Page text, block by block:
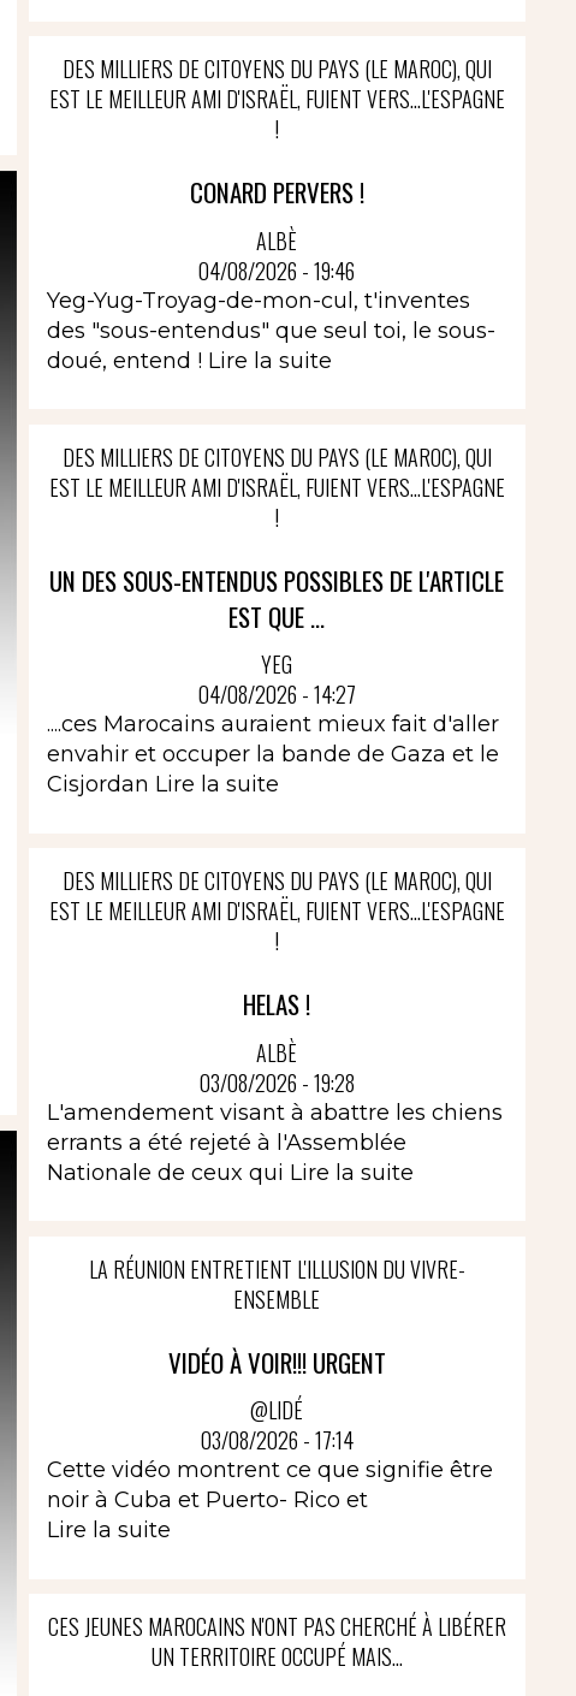
DES MILLIERS DE CITOYENS DU PAYS (LE MAROC), QUI
EST LE MEILLEUR AMI D'ISRAËL, FUIENT VERS...L'ESPAGNE
!
CONARD PERVERS !
ALBÈ
04/08/2026 - 19:46
Yeg-Yug-Troyag-de-mon-cul, t'inventes
des "sous-entendus" que seul toi, le sous-
doué, entend ! Lire la suite
DES MILLIERS DE CITOYENS DU PAYS (LE MAROC), QUI
EST LE MEILLEUR AMI D'ISRAËL, FUIENT VERS...L'ESPAGNE
!
UN DES SOUS-ENTENDUS POSSIBLES DE L'ARTICLE
EST QUE ...
YEG
04/08/2026 - 14:27
....ces Marocains auraient mieux fait d'aller
envahir et occuper la bande de Gaza et le
Cisjordan Lire la suite
DES MILLIERS DE CITOYENS DU PAYS (LE MAROC), QUI
EST LE MEILLEUR AMI D'ISRAËL, FUIENT VERS...L'ESPAGNE
!
HELAS !
ALBÈ
03/08/2026 - 19:28
L'amendement visant à abattre les chiens
errants a été rejeté à l'Assemblée
Nationale de ceux qui Lire la suite
LA RÉUNION ENTRETIENT L'ILLUSION DU VIVRE-
ENSEMBLE
VIDÉO À VOIR!!! URGENT
@LIDÉ
03/08/2026 - 17:14
Cette vidéo montrent ce que signifie être
noir à Cuba et Puerto- Rico et
Lire la suite
CES JEUNES MAROCAINS N'ONT PAS CHERCHÉ À LIBÉRER
UN TERRITOIRE OCCUPÉ MAIS...